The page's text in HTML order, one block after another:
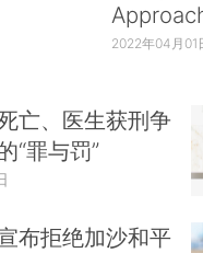
2022年04月01
亡、医生获刑争
“罪与罚”
布拒绝加沙和平